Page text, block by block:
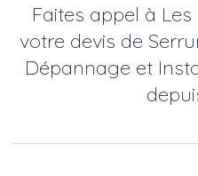
Faites appel à
votre devis de
Dépannage et